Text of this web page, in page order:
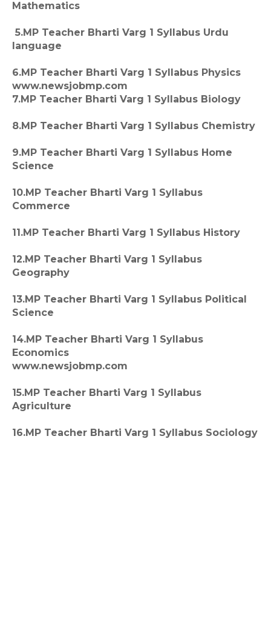
Mathematics
5.MP Teacher Bharti Varg 1 Syllabus Urdu
language
6.MP Teacher Bharti Varg 1 Syllabus Physics
www.newsjobmp.com
7.MP Teacher Bharti Varg 1 Syllabus Biology
8.MP Teacher Bharti Varg 1 Syllabus Chemistry
9.MP Teacher Bharti Varg 1 Syllabus Home
Science
10.MP Teacher Bharti Varg 1 Syllabus
Commerce
11.MP Teacher Bharti Varg 1 Syllabus History
12.MP Teacher Bharti Varg 1 Syllabus
Geography
13.MP Teacher Bharti Varg 1 Syllabus Political
Science
14.MP Teacher Bharti Varg 1 Syllabus
Economics
www.newsjobmp.com
15.MP Teacher Bharti Varg 1 Syllabus
Agriculture
16.MP Teacher Bharti Varg 1 Syllabus Sociology